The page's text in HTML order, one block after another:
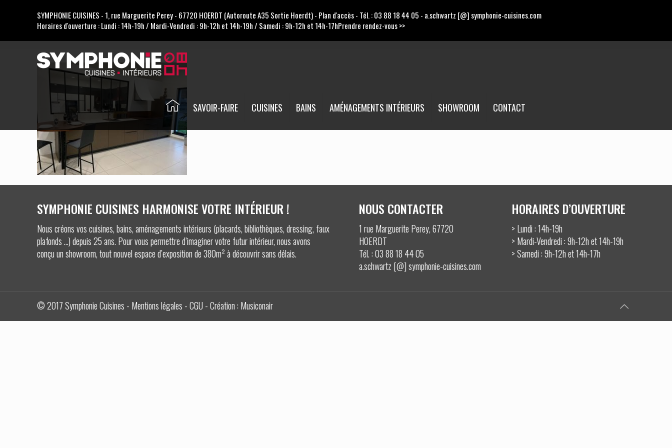
SYMPHONIE CUISINES - 1, rue Marguerite Perey - 67720 HOERDT (Autoroute A35 Sortie Hoerdt) - Plan d'accès- Tél. :03 88 18 44 05 - a.schwartz [@] symphonie-cuisines.com
Horaires d'ouverture : Lundi : 14h-19h / Mardi-Vendredi : 9h-12h et 14h-19h / Samedi : 9h-12h et 14h-17hPrendre rendez-vous >>
SAVOIR-FAIRE CUISINES BAINS AMÉNAGEMENTS INTÉRIEURS SHOWROOM CONTACT
expo 9
SYMPHONIE CUISINES HARMONISE VOTRE INTÉRIEUR !
Nous créons vos cuisines, bains, aménagements intérieurs (placards, bibliothèques, dressing, faux
plafonds …) depuis 25 ans. Pour vous permettre d’imaginer votre futur intérieur, nous avons
conçu un showroom, tout nouvel espace d’exposition de 380m² à découvrir sans délais.
NOUS CONTACTER
1 rue Marguerite Perey, 67720
HOERDT
Tél. :03 88 18 44 05
a.schwartz [@] symphonie-cuisines.com
HORAIRES D’OUVERTURE
> Lundi : 14h-19h
> Mardi-Vendredi : 9h-12h et 14h-19h
> Samedi : 9h-12h et 14h-17h
© 2017 Symphonie Cuisines - Mentions légales -CGU - Création : Musiconair